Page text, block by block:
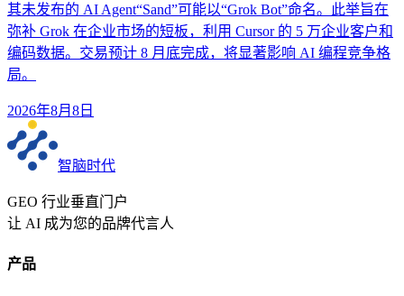
其未发布的 AI Agent“Sand”可能以“Grok Bot”命名。此举旨在
弥补 Grok 在企业市场的短板，利用 Cursor 的 5 万企业客户和
编码数据。交易预计 8 月底完成，将显著影响 AI 编程竞争格
局。
2026年8月8日
智脑时代
GEO 行业垂直门户
让 AI 成为您的品牌代言人
产品